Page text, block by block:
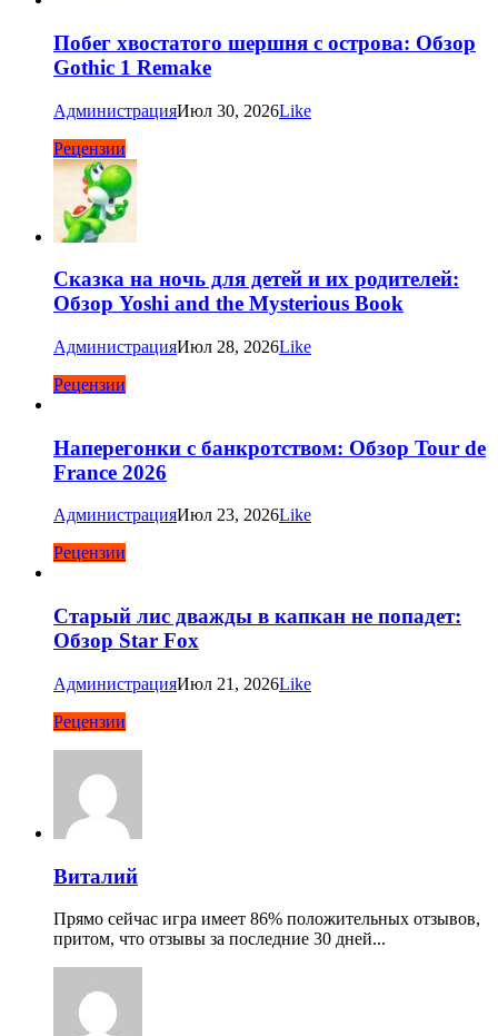
Побег хвостатого шершня с острова: Обзор
Gothic 1 Remake
АдминистрацияИюл 30, 2026Like
Рецензии
Сказка на ночь для детей и их родителей:
Обзор Yoshi and the Mysterious Book
АдминистрацияИюл 28, 2026Like
Рецензии
Наперегонки с банкротством: Обзор Tour de
France 2026
АдминистрацияИюл 23, 2026Like
Рецензии
Старый лис дважды в капкан не попадет:
Обзор Star Fox
АдминистрацияИюл 21, 2026Like
Рецензии
Виталий
Прямо сейчас игра имеет 86% положительных отзывов,
притом, что отзывы за последние 30 дней...